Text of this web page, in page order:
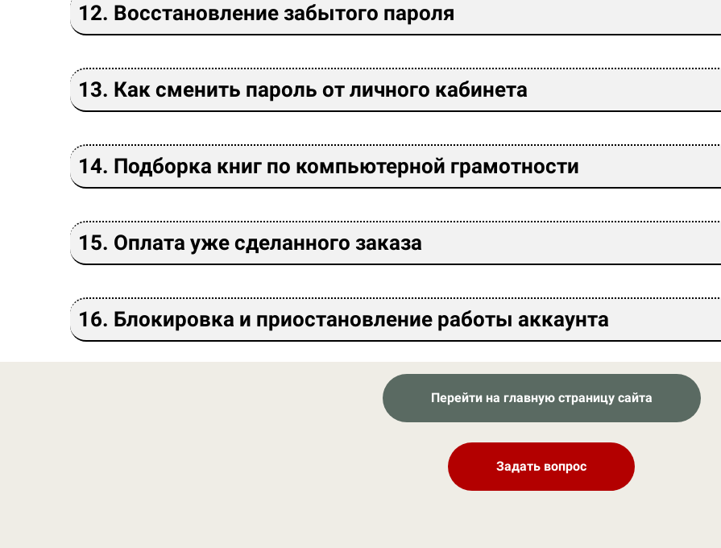
12. Восстановление забытого пароля
13. Как сменить пароль от личного кабинета
14. Подборка книг по компьютерной грамотности
15. Оплата уже сделанного заказа
16. Блокировка и приостановление работы аккаунта
Перейти на главную страницу сайта
Задать вопрос